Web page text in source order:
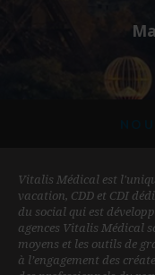
Marie-
04 May
Vitalis Médical est
vacation, CDD et CDI
du social qui est
agences Vitalis Médical
moyens et les outils de
à l’engagement des